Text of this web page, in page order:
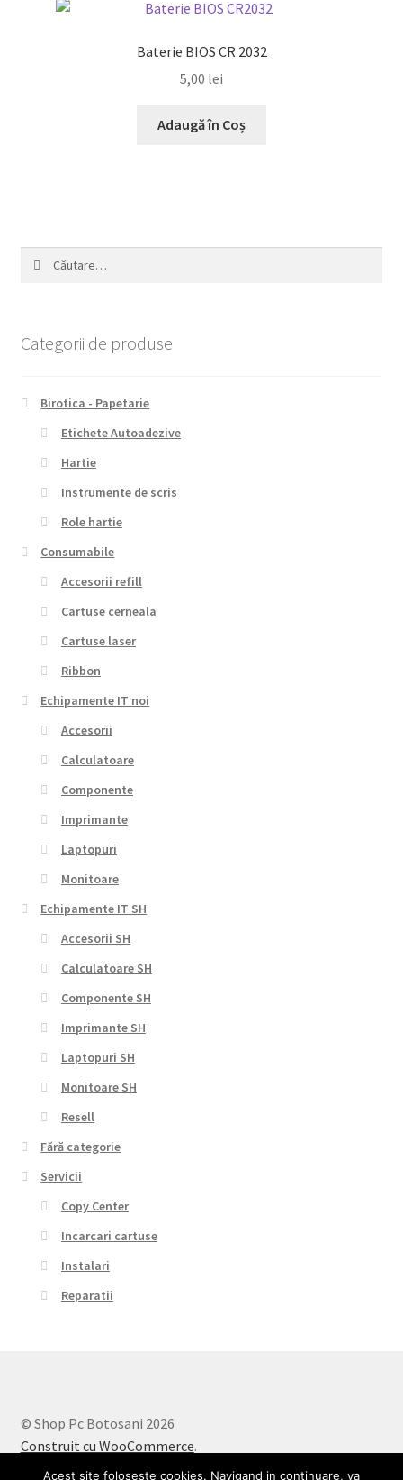
Baterie BIOS CR 2032
5,00 lei
Adaugă în Coș
Categorii de produse
Birotica - Papetarie
Etichete Autoadezive
Hartie
Instrumente de scris
Role hartie
Consumabile
Accesorii refill
Cartuse cerneala
Cartuse laser
Ribbon
Echipamente IT noi
Accesorii
Calculatoare
Componente
Imprimante
Laptopuri
Monitoare
Echipamente IT SH
Accesorii SH
Calculatoare SH
Componente SH
Imprimante SH
Laptopuri SH
Monitoare SH
Resell
Fără categorie
Servicii
Copy Center
Incarcari cartuse
Instalari
Reparatii
© Shop Pc Botosani 2026
Construit cu WooCommerce.
Acest site foloseste cookies. Navigand in continuare, va